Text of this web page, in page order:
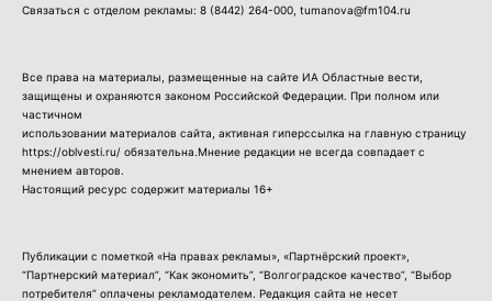
Связаться с отделом рекламы: 8 (8442) 264-000 , tumanova@fm104.ru
Все права на материалы, размещенные на сайте ИА Областные вести,
защищены и охраняются законом Российской Федерации. При полном или
частичном
использовании материалов сайта, активная гиперссылка на главную страницу
https://oblvesti.ru/ обязательна.Мнение редакции не всегда совпадает с
мнением авторов.
Настоящий ресурс содержит материалы 16+
Публикации с пометкой «На правах рекламы», «Партнёрский проект»,
“Партнерский материал”, “Как экономить”, “Волгоградское качество”, “Выбор
потребителя” оплачены рекламодателем. Редакция сайта не несет